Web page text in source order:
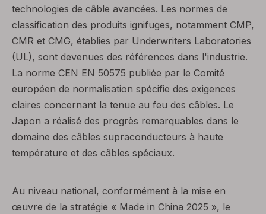
technologies de câble avancées. Les normes de
classification des produits ignifuges, notamment CMP,
CMR et CMG, établies par Underwriters Laboratories
(UL), sont devenues des références dans l'industrie.
La norme CEN EN 50575 publiée par le Comité
européen de normalisation spécifie des exigences
claires concernant la tenue au feu des câbles. Le
Japon a réalisé des progrès remarquables dans le
domaine des câbles supraconducteurs à haute
température et des câbles spéciaux.
Au niveau national, conformément à la mise en
œuvre de la stratégie « Made in China 2025 », le